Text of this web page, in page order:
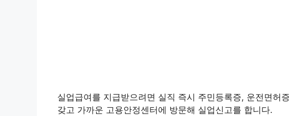
실업급여를 지급받으려면 실직 즉시 주민등록증, 운전면허
갖고 가까운 고용안정센터에 방문해 실업신고를 합니다.